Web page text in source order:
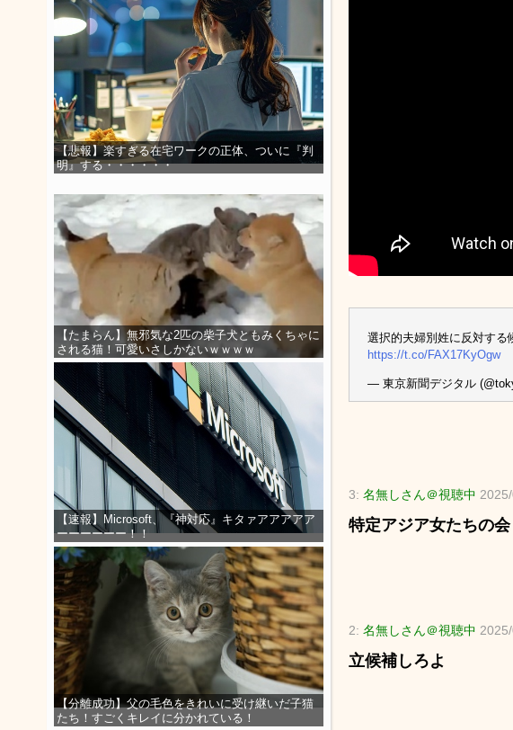
【悲報】楽すぎる在宅ワークの正体、ついに『判
明』する・・・・・・
【たまらん】無邪気な2匹の柴子犬ともみくちゃに
される猫！可愛いさしかないｗｗｗｗ
【速報】Microsoft、『神対応』キタァアアアアア
ーーーーーー！！
【分離成功】父の毛色をきれいに受け継いだ子猫
たち！すごくキレイに分かれている！
選択的夫婦別姓に反対す
https://t.co/FAX17KyOgw
— 東京新聞デジタル
3: 名無しさん＠視聴中
特定アジア女たちの会
2: 名無しさん＠視聴中
立候補しろよ